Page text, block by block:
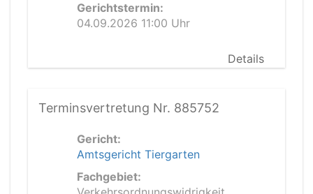
Gerichtstermin:
04.09.2026 11:00 Uhr
Details
Terminsvertretung Nr. 885752
Gericht:
Amtsgericht Tiergarten
Fachgebiet: